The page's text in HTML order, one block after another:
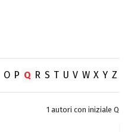
O P Q R S T U V W X Y Z
1 autori con iniziale Q